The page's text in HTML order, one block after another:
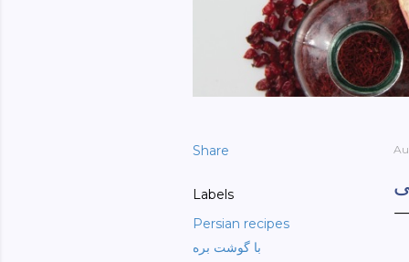
Share
Labels
Persian recipes
با گوشت بره